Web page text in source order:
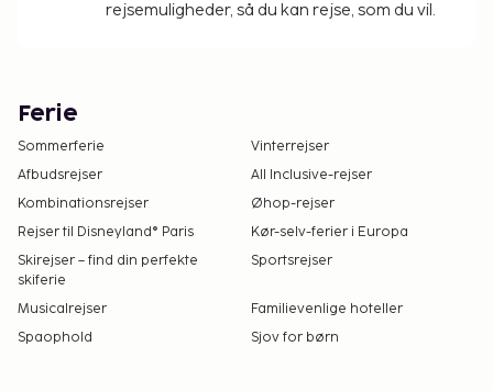
rejsemuligheder, så du kan rejse, som du vil.
Ferie
Sommerferie
Vinterrejser
Afbudsrejser
All Inclusive-rejser
Kombinationsrejser
Øhop-rejser
Rejser til Disneyland® Paris
Kør-selv-ferier i Europa
Skirejser – find din perfekte
skiferie
Sportsrejser
Musicalrejser
Familievenlige hoteller
Spaophold
Sjov for børn